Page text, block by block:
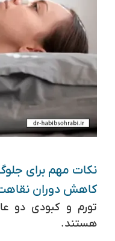
نکات مهم برای
کاهش دوران
تورم و کبودی دو
هستند.